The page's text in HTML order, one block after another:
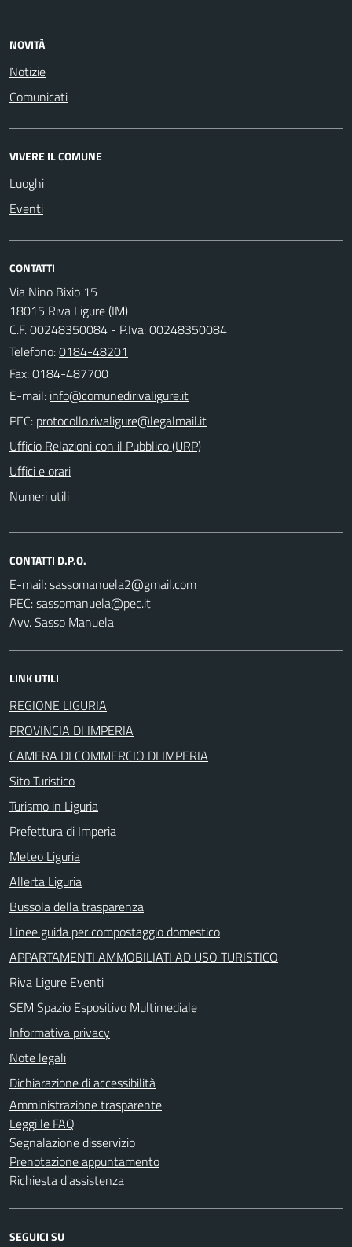
NOVITÀ
Notizie
Comunicati
VIVERE IL COMUNE
Luoghi
Eventi
CONTATTI
Via Nino Bixio 15
18015 Riva Ligure (IM)
C.F. 00248350084 - P.Iva: 00248350084
Telefono:0184-48201
Fax: 0184-487700
E-mail:
PEC:
Ufficio Relazioni con il Pubblico (URP)
Uffici e orari
Numeri utili
CONTATTI D.P.O.
E-mail:
PEC:
Avv. Sasso Manuela
LINK UTILI
REGIONE LIGURIA
PROVINCIA DI IMPERIA
CAMERA DI COMMERCIO DI IMPERIA
Sito Turistico
Turismo in Liguria
Prefettura di Imperia
Meteo Liguria
Allerta Liguria
Bussola della trasparenza
Linee guida per compostaggio domestico
APPARTAMENTI AMMOBILIATI AD USO TURISTICO
Riva Ligure Eventi
SEM Spazio Espositivo Multimediale
Informativa privacy
Note legali
Dichiarazione di accessibilità
Amministrazione trasparente
Leggi le FAQ
Segnalazione disservizio
Prenotazione appuntamento
Richiesta d'assistenza
SEGUICI SU